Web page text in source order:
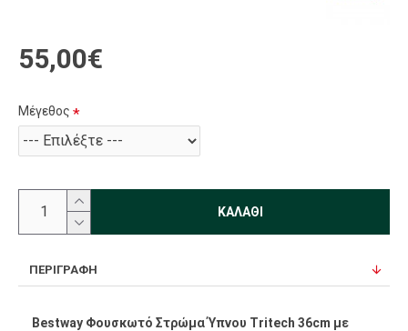
55,00€
Μέγεθος
ΚΑΛΆΘΙ
ΠΕΡΙΓΡΑΦΉ
Bestway Φουσκωτό Στρώμα Ύπνου Tritech 36cm με